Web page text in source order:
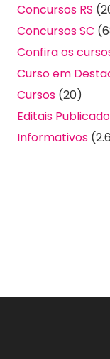
Concursos RS
Concursos SC
Confira os
Curso em
Cursos (20)
Editais
Informativos